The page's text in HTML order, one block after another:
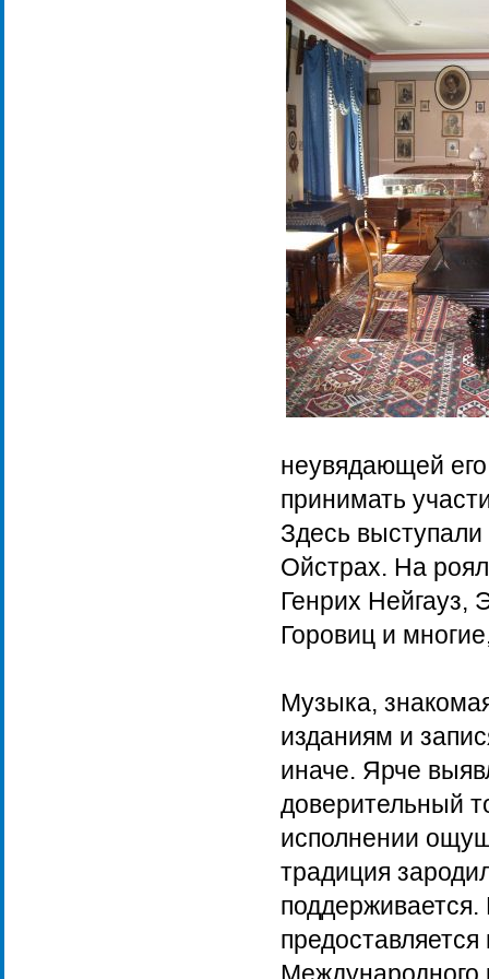
неувядающей
принимать
Здесь
Ойстрах. На
Генрих Нейгауз,
Горовиц и
Музыка,
изданиям и
иначе. Ярче
доверительный
исполнении
традиция
поддерживается.